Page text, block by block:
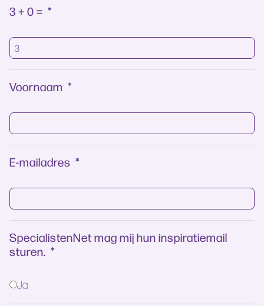
3 + 0 = *
Voornaam *
E-mailadres *
SpecialistenNet mag mij hun inspiratiemail
sturen. *
Ja